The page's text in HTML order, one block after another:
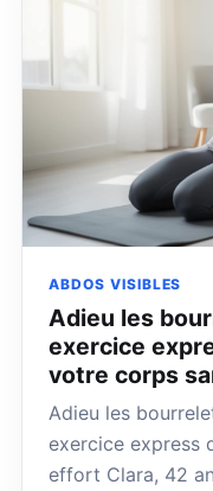
ABDOS VISIBLES
Adieu les
exercice
votre corps
Adieu les
exercice express
effort Clara, 42